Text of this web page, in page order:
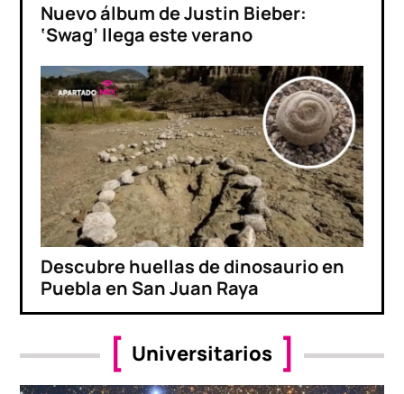
Nuevo álbum de Justin Bieber:
‘Swag’ llega este verano
Descubre huellas de dinosaurio en
Puebla en San Juan Raya
Universitarios